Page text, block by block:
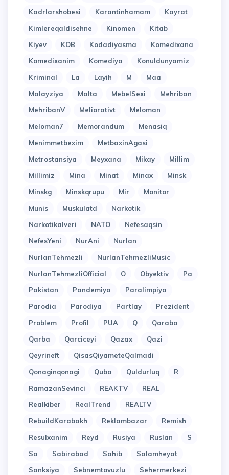
Kadrlarshobesi
Karantinhamam
Kayrat
Kimlereqaldisehne
Kinomen
Kitab
Kiyev
KOB Kodadiyasma
Komedixana
Komedixanim
Komediya
Konuldunyamiz
Kriminal
La Layih M
Maa
Malayziya
Malta MebelSexi
Mehriban
MehribanV
Meliorativt
Meloman
Meloman7
Memorandum
Menasiq
Menimmetbexim
MetbaxinAgasi
Metrostansiya
Meyxana Mikay
Millim
Millimiz
Mina Minat Minax
Minsk
Minskg
Minskqrupu Mir
Monitor
Munis
Muskulatd
Narkotik
Narkotikalveri
NATO
Nefesaqsin
NefesYeni
NurAni
Nurlan
NurlanTehmezli
NurlanTehmezliMusic
NurlanTehmezliOfficial
O Obyektiv
Pa
Pakistan
Pandemiya
Paralimpiya
Parodia
Parodiya Partlay
Prezident
Problem
Profil PUA Q
Qaraba
Qarba
Qarciceyi Qazax
Qazi
Qeyrineft
QisasQiyameteQalmadi
Qonaginqonagi
Quba Quldurluq
R
RamazanSevinci
REAKTV
REAL
Realkiber
RealTrend
REALTV
RebuildKarabakh
Reklambazar
Remish
Resulxanim
Reyd Rusiya Ruslan
S
Sa
Sabirabad Sahib
Salamheyat
Sanksiya
Sebnemtovuzlu
Sehermerkezi